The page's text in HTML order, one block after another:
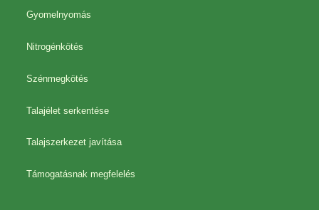
Gyomelnyomás
Nitrogénkötés
Szénmegkötés
Talajélet serkentése
Talajszerkezet javítása
Támogatásnak megfelelés